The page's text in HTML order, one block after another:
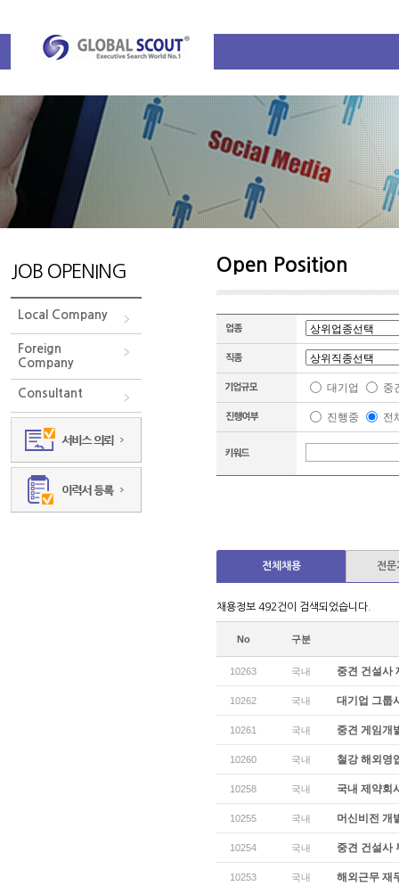
JOB OPENING
Local Company
Foreign
Company
Consultant
Open Position
대기업 중
진행중 전
전체채용 전문
채용정보 492건이 검색되었습니다.
No 구분
10263 국내 중견 건설사
10262 국내 대기업 그룹
10261 국내 중견 게임개
10260 국내 철강 해외영
10258 국내 국내 제약회
10255 국내 머신비전 개
10254 국내 중견 건설사
10253 국내 해외근무 재